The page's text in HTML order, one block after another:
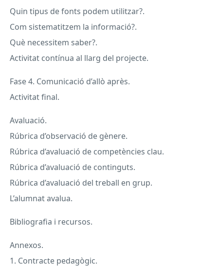
Quin tipus de fonts podem utilitzar?.
Com sistematitzem la informació?.
Què necessitem saber?.
Activitat contínua al llarg del projecte.
Fase 4. Comunicació d’allò après.
Activitat final.
Avaluació.
Rúbrica d’observació de gènere.
Rúbrica d’avaluació de competències clau.
Rúbrica d’avaluació de continguts.
Rúbrica d’avaluació del treball en grup.
L’alumnat avalua.
Bibliografia i recursos.
Annexos.
1. Contracte pedagògic.